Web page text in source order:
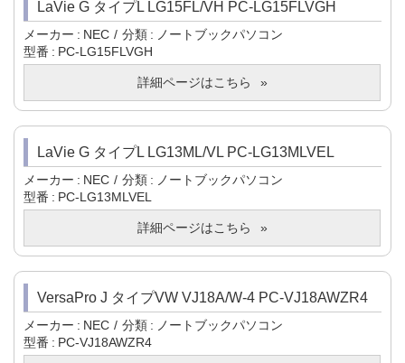
LaVie G タイプL LG15FL/VH PC-LG15FLVGH
メーカー NEC 分類
ノートブックパソコン
型番
PC-LG15FLVGH
詳細ページはこちら
LaVie G タイプL LG13ML/VL PC-LG13MLVEL
メーカー NEC 分類
ノートブックパソコン
型番
PC-LG13MLVEL
詳細ページはこちら
VersaPro J タイプVW VJ18A/W-4 PC-VJ18AWZR4
メーカー NEC 分類
ノートブックパソコン
型番
PC-VJ18AWZR4